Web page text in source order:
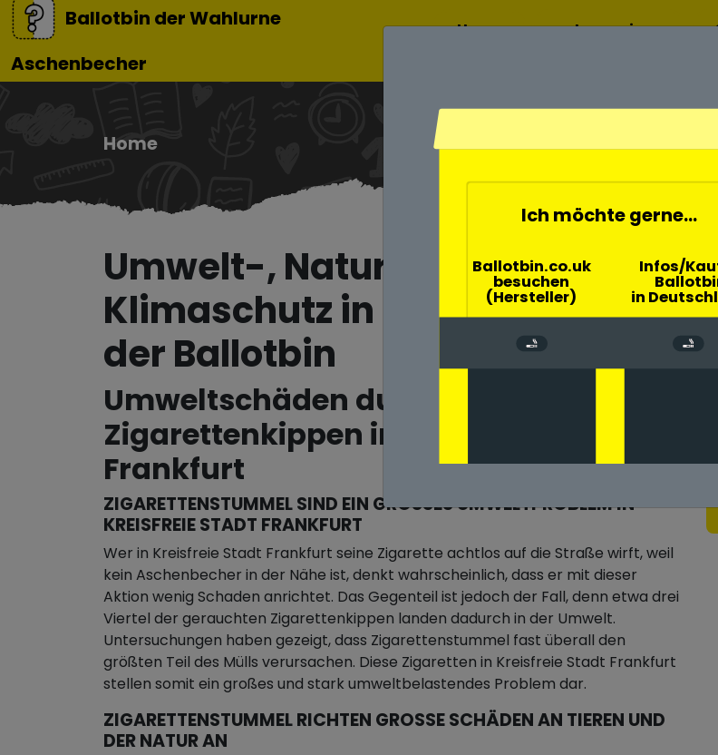
Ballotbin der Wahlurne
Aschenbecher
Home
Lesen sie
Home
Umwelt-, Natur- und
Klimaschutz in Frankfurt mit
der Ballotbin
Umweltschäden durch
Zigarettenkippen in Kreisfreie Stadt
Frankfurt
ZIGARETTENSTUMMEL SIND EIN GROSSES UMWELTPROBLEM IN K
REISFREIE STADT FRANKFURT
Wer in Kreisfreie Stadt Frankfurt seine Zigarette achtlos auf die Straße wirft, weil
kein Aschenbecher in der Nähe ist, denkt wahrscheinlich, dass er mit dieser
Aktion wenig Schaden anrichtet. Das Gegenteil ist jedoch der Fall, denn etwa drei
Viertel der gerauchten Zigarettenkippen landen dadurch in der Umwelt.
Untersuchungen haben gezeigt, dass Zigarettenstummel fast überall den
größten Teil des Mülls verursachen. Diese Zigaretten in Kreisfreie Stadt Frankfurt
stellen somit ein großes und stark umweltbelastendes Problem dar.
ZIGARETTENSTUMMEL RICHTEN GROSSE SCHÄDEN AN TIEREN UND D
ER NATUR AN
Ich möchte gerne...
Ballotbin.co.uk
besuchen
(Hersteller)
Infos/
in